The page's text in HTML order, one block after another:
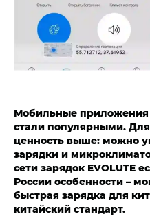
Мобильные приложения
стали популярными.
ценность выше: можно
зарядки и
сети зарядок EVOLUTE
России особенности –
быстрая зарядка для
китайский стандарт.